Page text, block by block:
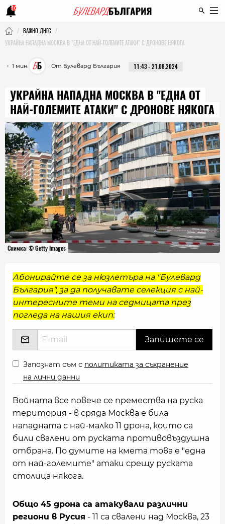
10
ВАЖНО ДНЕС
УКРАЙНА НАПАДНА МОСКВА В "ЕДНА ОТ НАЙ-ГОЛЕМИТЕ АТАКИ" С ДРОНОВЕ НЯКОГА
・ 1 мин. От Булевард България 11:43 - 21.08.2024
УКРАЙНА НАПАДНА МОСКВА В "ЕДНА ОТ
НАЙ-ГОЛЕМИТЕ АТАКИ" С ДРОНОВЕ НЯКОГА
Снимка: © Getty Images
Абонирайте се за нюзлетъра на "Булевард
България", за да получавате селекция с най-
интересните теми на седмицата през
погледа на нашия екип:
Запознат съм с политиката за съхранение
на лични данни
Войната все повече се премества на руска
територия - в сряда Москва е била
нападната с най-малко 11 дрона, които са
били свалени от руската противовъздушна
отбрана. По думите на кмета това е "една
от най-големите" атаки срещу руската
столица някога.
Общо 45 дрона са атакували различни
региони в Русия - 11 са свалени над Москва, 23